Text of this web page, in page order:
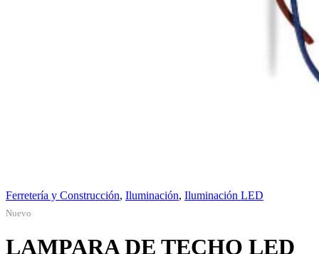
Ferretería y Construcción, Iluminación, Iluminación LED
Nuevo
LAMPARA DE TECHO LED